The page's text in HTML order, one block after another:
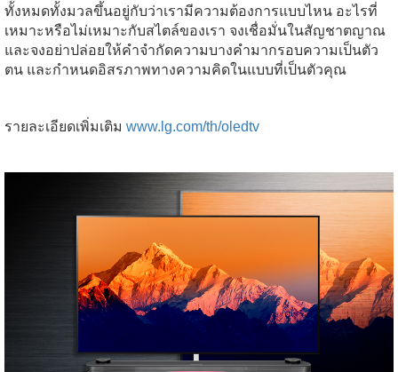
ทั้งหมดทั้งมวลขึ้นอยู่กับว่าเรามีความต้องการแบบไหน อะไรที่
เหมาะหรือไม่เหมาะกับสไตล์ของเรา จงเชื่อมั่นในสัญชาตญาณ
และจงอย่าปล่อยให้คำจำกัดความบางคำมากรอบความเป็นตัว
ตน และกำหนดอิสรภาพทางความคิดในแบบที่เป็นตัวคุณ
รายละเอียดเพิ่มเติม www.lg.com/th/oledtv